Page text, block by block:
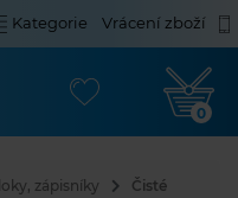
Kategorie Vrácení zboží
0
zápisníky Čisté